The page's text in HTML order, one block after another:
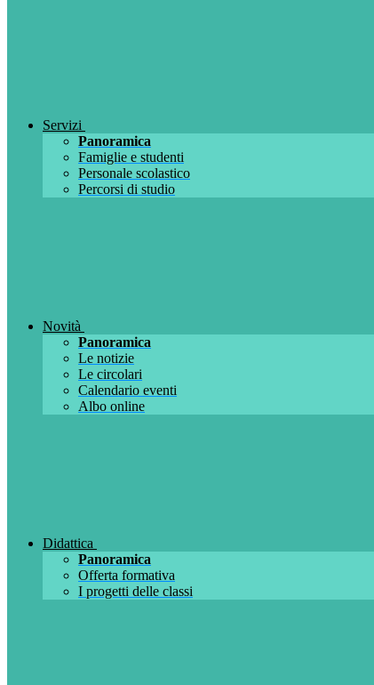
Servizi
Panoramica
Famiglie e studenti
Personale scolastico
Percorsi di studio
Novità
Panoramica
Le notizie
Le circolari
Calendario eventi
Albo online
Didattica
Panoramica
Offerta formativa
I progetti delle classi